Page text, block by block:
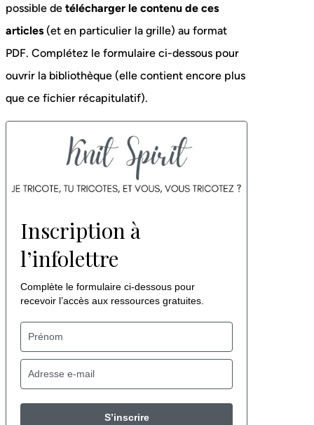
possible de télécharger le contenu de ces
articles (et en particulier la grille) au format
PDF. Complétez le formulaire ci-dessous pour
ouvrir la bibliothèque (elle contient encore plus
que ce fichier récapitulatif).
Inscription à
l’infolettre
Complète le formulaire ci-dessous pour
recevoir l’accès aux ressources gratuites.
S’inscrire